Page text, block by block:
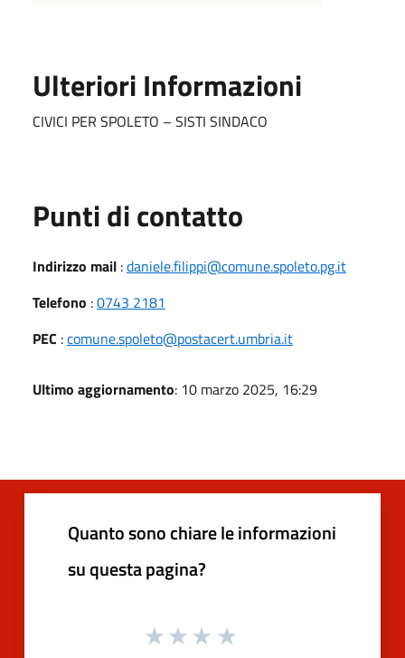
Ulteriori Informazioni
CIVICI PER SPOLETO – SISTI SINDACO
Punti di contatto
Indirizzo mail :daniele.filippi@comune.spoleto.pg.it
Telefono :0743 2181
PEC :comune.spoleto@postacert.umbria.it
Ultimo aggiornamento: 10 marzo 2025, 16:29
Quanto sono chiare le informazioni
su questa pagina?